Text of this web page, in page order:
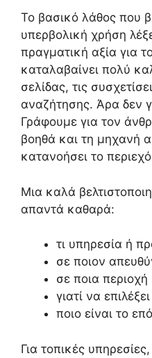
Το βασικό λάθος που
υπερβολική χρήση
πραγματική αξία για
καταλαβαίνει πολύ
σελίδας, τις
αναζήτησης. Άρα δεν
Γράφουμε για τον
βοηθά και τη μηχανή
κατανοήσει το
Μια καλά
απαντά καθαρά:
τι υπηρεσία ή
σε ποιον
σε ποια περιοχή
γιατί να
ποιο είναι το
Για τοπικές